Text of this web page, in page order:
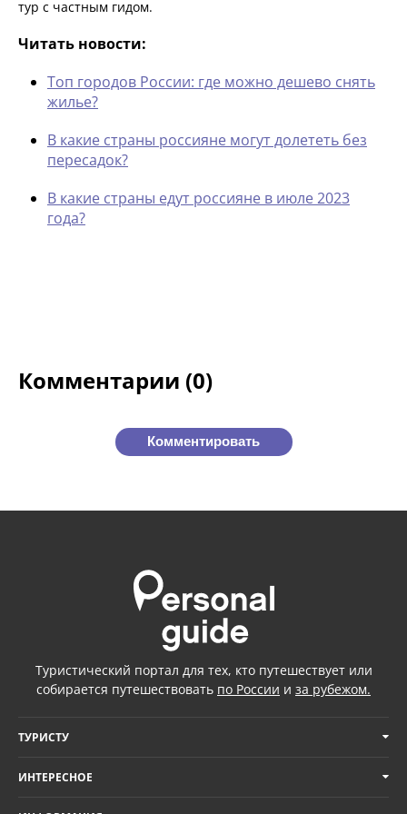
тур с частным гидом.
Читать новости:
Топ городов России: где можно дешево снять
жилье?
В какие страны россияне могут долететь без
пересадок?
В какие страны едут россияне в июле 2023
года?
Комментарии (0)
Комментировать
Туристический портал для тех, кто путешествует или
собирается путешествовать по России и за рубежом.
ТУРИСТУ
ИНТЕРЕСНОЕ